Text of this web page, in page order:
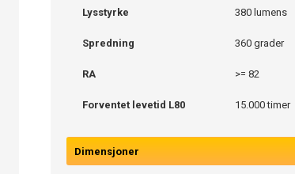
Lysstyrke 380 lumens
Spredning 360 grader
RA >= 82
Forventet levetid L80 15.000 timer
Dimensjoner